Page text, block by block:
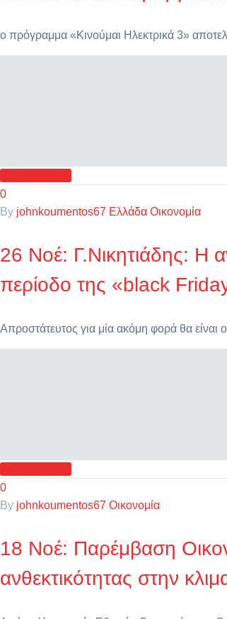
ο πρόγραμμα «Κινούμαι Ηλεκτρικά 3»
0
By johnkoumentos67 Ελλάδα Οικονομία
26 Νοέ: Γ.Νικητιάδης: Η
περίοδο της «black
Απροστάτευτος για μία ακόμη φορά θα
0
By johnkoumentos67 Οικονομία
18 Νοέ: Παρέμβαση
ανθεκτικότητας στην